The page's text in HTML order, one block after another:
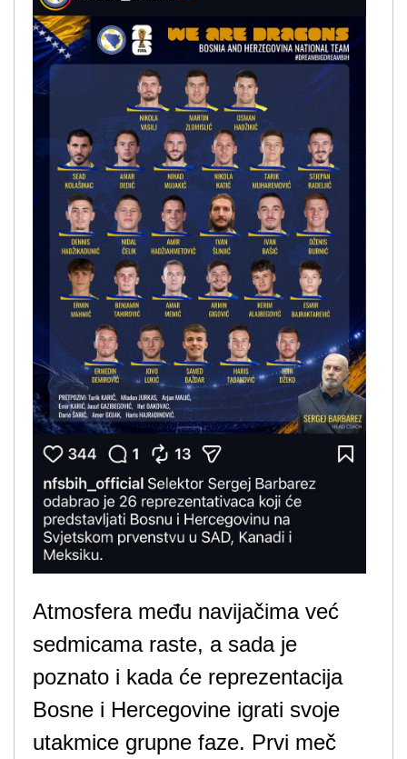
Atmosfera među navijačima već
sedmicama raste, a sada je
poznato i kada će reprezentacija
Bosne i Hercegovine igrati svoje
utakmice grupne faze. Prvi meč